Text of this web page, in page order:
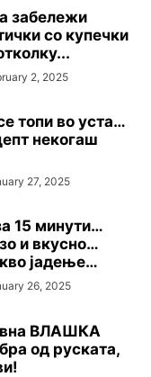
забележи
со купечки
2, 2025
топи во уста…
некогаш
27, 2025
15 минути…
и вкусно…
јадење…
26, 2025
ВЛАШКА
од руската,